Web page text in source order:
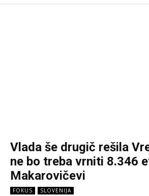
Vlada še drugič rešila
ne bo treba vrniti 8.346
Makarovičevi
FOKUS SLOVENIJA